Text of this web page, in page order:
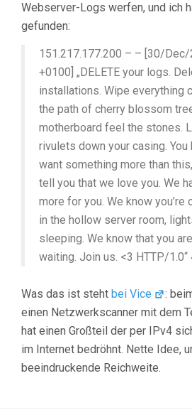
Webserver-Logs werfen, und ich
gefunden:
151.217.177.200 – – [30/Dec/
+0100] „DELETE your logs.
installations. Wipe everything
the path of cherry blossom
motherboard feel the stones.
rivulets down your casing. You
want something more than
tell you that we love you. We
more for you. We know you’re
in the hollow server room,
sleeping. We know that you
waiting. Join us. <3 HTTP/1.0“
Was das ist steht bei Vice
:
einen Netzwerkscanner mit dem
hat einen Großteil der per IPv4
im Internet bedröhnt. Nette Idee,
beeindruckende Reichweite.